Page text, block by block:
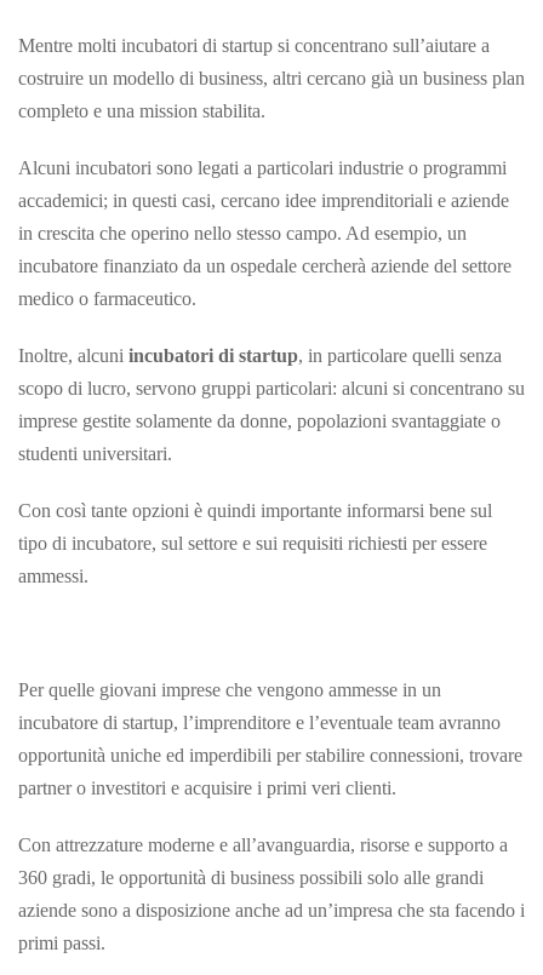
Mentre molti incubatori di startup si concentrano sull’aiutare a
costruire un modello di business, altri cercano già un business plan
completo e una mission stabilita.
Alcuni incubatori sono legati a particolari industrie o programmi
accademici; in questi casi, cercano idee imprenditoriali e aziende
in crescita che operino nello stesso campo. Ad esempio, un
incubatore finanziato da un ospedale cercherà aziende del settore
medico o farmaceutico.
Inoltre, alcuni incubatori di startup, in particolare quelli senza
scopo di lucro, servono gruppi particolari: alcuni si concentrano su
imprese gestite solamente da donne, popolazioni svantaggiate o
studenti universitari.
Con così tante opzioni è quindi importante informarsi bene sul
tipo di incubatore, sul settore e sui requisiti richiesti per essere
ammessi.
Per quelle giovani imprese che vengono ammesse in un
incubatore di startup, l’imprenditore e l’eventuale team avranno
opportunità uniche ed imperdibili per stabilire connessioni, trovare
partner o investitori e acquisire i primi veri clienti.
Con attrezzature moderne e all’avanguardia, risorse e supporto a
360 gradi, le opportunità di business possibili solo alle grandi
aziende sono a disposizione anche ad un’impresa che sta facendo i
primi passi.